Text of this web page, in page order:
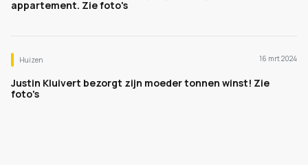
appartement. Zie foto's
Huizen 16 mrt 2024
Justin Kluivert bezorgt zijn moeder tonnen winst! Zie
foto's